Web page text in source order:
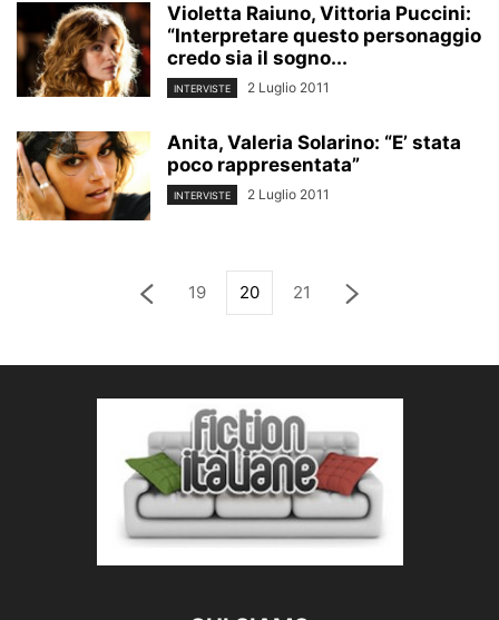
Violetta Raiuno, Vittoria Puccini:
“Interpretare questo personaggio
credo sia il sogno...
INTERVISTE 2 Luglio 2011
Anita, Valeria Solarino: “E’ stata
poco rappresentata”
INTERVISTE 2 Luglio 2011
19 20 21